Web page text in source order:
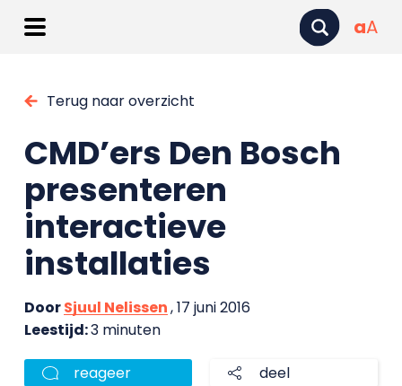
aA
Terug naar overzicht
CMD’ers Den Bosch
presenteren
interactieve
installaties
DoorSjuul Nelissen, 17 juni 2016
Leestijd:3 minuten
reageer deel